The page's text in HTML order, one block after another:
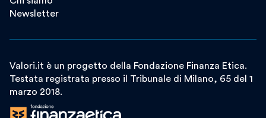
Newsletter
Valori.it è un progetto della Fondazione Finanza Etica.
Testata registrata presso il Tribunale di Milano, 65 del 1
marzo 2018.